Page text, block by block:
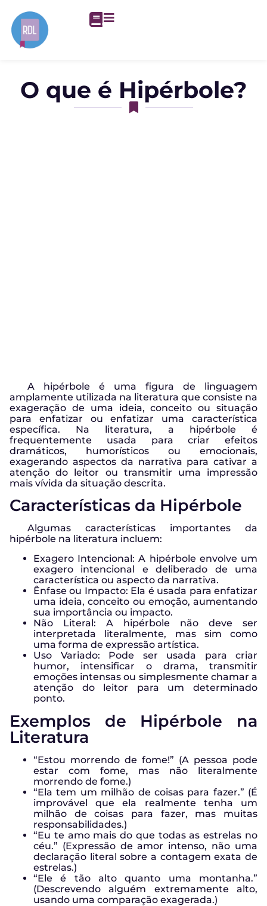
O que é Hipérbole?
A hipérbole é uma figura de linguagem
amplamente utilizada na literatura que consiste na
exageração de uma ideia, conceito ou situação
para enfatizar ou enfatizar uma característica
específica. Na literatura, a hipérbole é
frequentemente usada para criar efeitos
dramáticos, humorísticos ou emocionais,
exagerando aspectos da narrativa para cativar a
atenção do leitor ou transmitir uma impressão
mais vívida da situação descrita.
Características da Hipérbole
Algumas características importantes da
hipérbole na literatura incluem:
Exagero Intencional: A hipérbole envolve um
exagero intencional e deliberado de uma
característica ou aspecto da narrativa.
Ênfase ou Impacto: Ela é usada para enfatizar
uma ideia, conceito ou emoção, aumentando
sua importância ou impacto.
Não Literal: A hipérbole não deve ser
interpretada literalmente, mas sim como
uma forma de expressão artística.
Uso Variado: Pode ser usada para criar
humor, intensificar o drama, transmitir
emoções intensas ou simplesmente chamar a
atenção do leitor para um determinado
ponto.
Exemplos de Hipérbole na
Literatura
“Estou morrendo de fome!” (A pessoa pode
estar com fome, mas não literalmente
morrendo de fome.)
“Ela tem um milhão de coisas para fazer.” (É
improvável que ela realmente tenha um
milhão de coisas para fazer, mas muitas
responsabilidades.)
“Eu te amo mais do que todas as estrelas no
céu.” (Expressão de amor intenso, não uma
declaração literal sobre a contagem exata de
estrelas.)
“Ele é tão alto quanto uma montanha.”
(Descrevendo alguém extremamente alto,
usando uma comparação exagerada.)